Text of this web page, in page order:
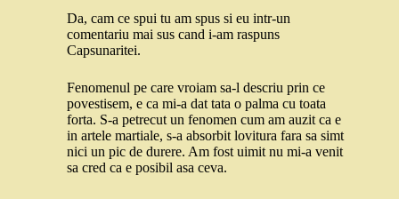
Da, cam ce spui tu am spus si eu intr-un
comentariu mai sus cand i-am raspuns
Capsunaritei.
Fenomenul pe care vroiam sa-l descriu prin ce
povestisem, e ca mi-a dat tata o palma cu toata
forta. S-a petrecut un fenomen cum am auzit ca e
in artele martiale, s-a absorbit lovitura fara sa simt
nici un pic de durere. Am fost uimit nu mi-a venit
sa cred ca e posibil asa ceva.